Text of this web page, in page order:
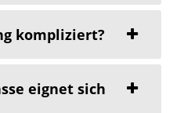
kompliziert?
eignet sich